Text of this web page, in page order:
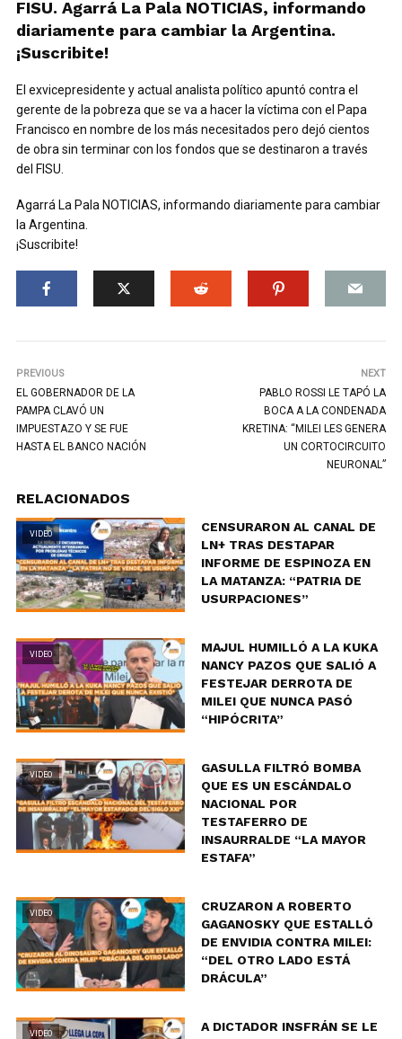
FISU. Agarrá La Pala NOTICIAS, informando
diariamente para cambiar la Argentina.
¡Suscribite!
El exvicepresidente y actual analista político apuntó contra el
gerente de la pobreza que se va a hacer la víctima con el Papa
Francisco en nombre de los más necesitados pero dejó cientos
de obra sin terminar con los fondos que se destinaron a través
del FISU.
Agarrá La Pala NOTICIAS, informando diariamente para cambiar
la Argentina.
¡Suscribite!
PREVIOUS
EL GOBERNADOR DE LA
PAMPA CLAVÓ UN
IMPUESTAZO Y SE FUE
HASTA EL BANCO NACIÓN
NEXT
PABLO ROSSI LE TAPÓ LA
BOCA A LA CONDENADA
KRETINA: “MILEI LES GENERA
UN CORTOCIRCUITO
NEURONAL”
RELACIONADOS
VIDEO
CENSURARON AL CANAL DE
LN+ TRAS DESTAPAR
INFORME DE ESPINOZA EN
LA MATANZA: “PATRIA DE
USURPACIONES”
VIDEO
MAJUL HUMILLÓ A LA KUKA
NANCY PAZOS QUE SALIÓ A
FESTEJAR DERROTA DE
MILEI QUE NUNCA PASÓ
“HIPÓCRITA”
VIDEO
GASULLA FILTRÓ BOMBA
QUE ES UN ESCÁNDALO
NACIONAL POR
TESTAFERRO DE
INSAURRALDE “LA MAYOR
ESTAFA”
VIDEO
CRUZARON A ROBERTO
GAGANOSKY QUE ESTALLÓ
DE ENVIDIA CONTRA MILEI:
“DEL OTRO LADO ESTÁ
DRÁCULA”
VIDEO
A DICTADOR INSFRÁN SE LE